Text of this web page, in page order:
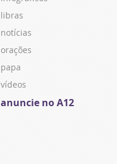
libras
notícias
orações
papa
vídeos
anuncie no A12